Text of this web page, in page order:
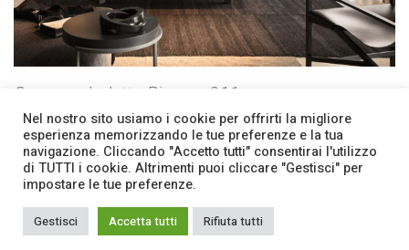
Camera da letto Pianca 011
Camere da letto Pianca
Facebook
Bon Arpi srl| PIVA 03245040278 -
Cookie Policy
Nel nostro sito usiamo i cookie per offrirti la migliore
esperienza memorizzando le tue preferenze e la tua
navigazione. Cliccando "Accetto tutti" consentirai l'utilizzo
di TUTTI i cookie. Altrimenti puoi cliccare "Gestisci" per
impostare le tue preferenze.
Gestisci Accetta tutti Rifiuta tutti